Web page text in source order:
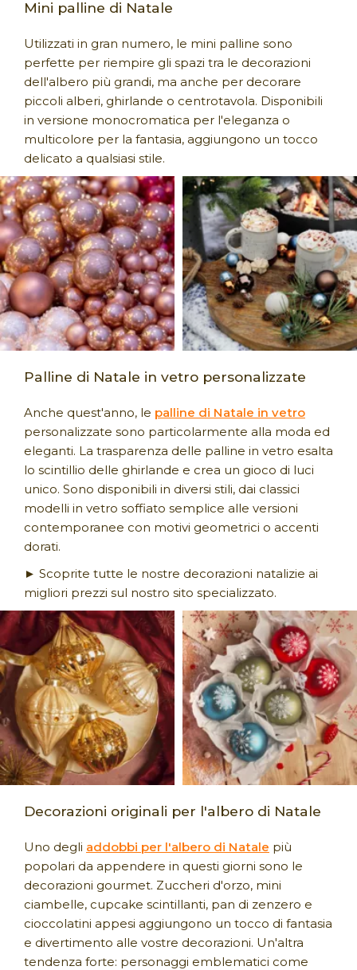
Mini palline di Natale
Utilizzati in gran numero, le mini palline sono
perfette per riempire gli spazi tra le decorazioni
dell'albero più grandi, ma anche per decorare
piccoli alberi, ghirlande o centrotavola. Disponibili
in versione monocromatica per l'eleganza o
multicolore per la fantasia, aggiungono un tocco
delicato a qualsiasi stile.
Palline di Natale in vetro personalizzate
Anche quest'anno, le palline di Natale in vetro
personalizzate sono particolarmente alla moda ed
eleganti. La trasparenza delle palline in vetro esalta
lo scintillio delle ghirlande e crea un gioco di luci
unico. Sono disponibili in diversi stili, dai classici
modelli in vetro soffiato semplice alle versioni
contemporanee con motivi geometrici o accenti
dorati.
► Scoprite tutte le nostre decorazioni natalizie ai
migliori prezzi sul nostro sito specializzato.
Decorazioni originali per l'albero di Natale
Uno degli addobbi per l'albero di Natale più
popolari da appendere in questi giorni sono le
decorazioni gourmet. Zuccheri d'orzo, mini
ciambelle, cupcake scintillanti, pan di zenzero e
cioccolatini appesi aggiungono un tocco di fantasia
e divertimento alle vostre decorazioni. Un'altra
tendenza forte: personaggi emblematici come